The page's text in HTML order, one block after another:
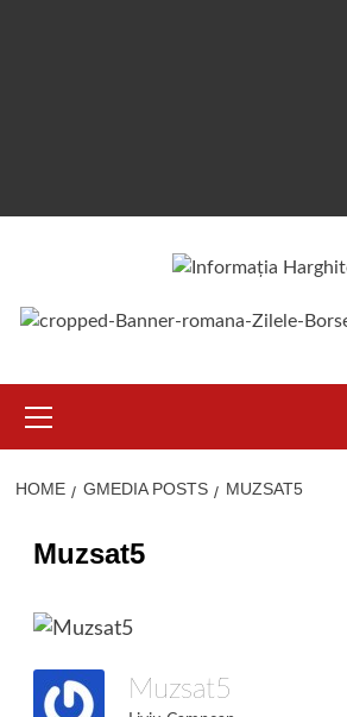
Menu
HOME GMEDIA POSTS MUZSAT5
Muzsat5
Muzsat5